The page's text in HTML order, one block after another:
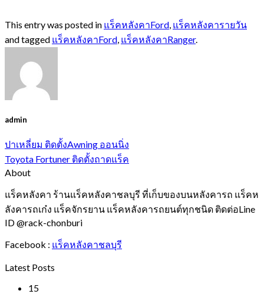
This entry was posted in แร็คหลังคาFord แร็คหลังคารายวัน
and tagged แร็คหลังคาFord แร็คหลังคาRanger.
admin
ปาเหลี่ยม ติดตั้งAwning ออนนิ่ง
Toyota Fortuner ติดตั้งถาดแร็ค
About
แร็คหลังคา ร้านแร็คหลังคาชลบุรี ที่เก็บของบนหลังคารถ แร็คห
ลังคารถเก๋ง แร็คจักรยาน แร็คหลังคารถยนต์ทุกชนิด ติดต่อLine
ID @rack-chonburi
Facebook : แร็คหลังคาชลบุรี
Latest Posts
15